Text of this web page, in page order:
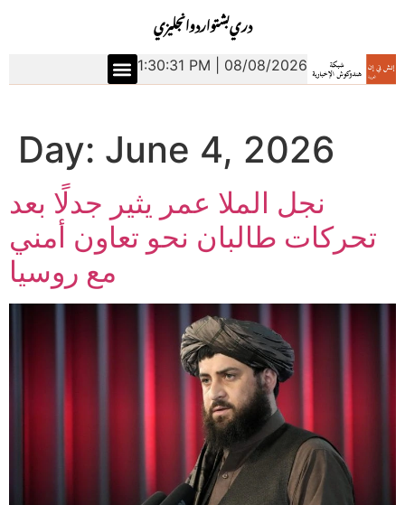
انجليزياردوبشتودري
1:30:32 PM | 08/08/2026
Day: June 4, 2026
نجل الملا عمر يثير جدلًا بعد
تحركات طالبان نحو تعاون أمني
مع روسيا